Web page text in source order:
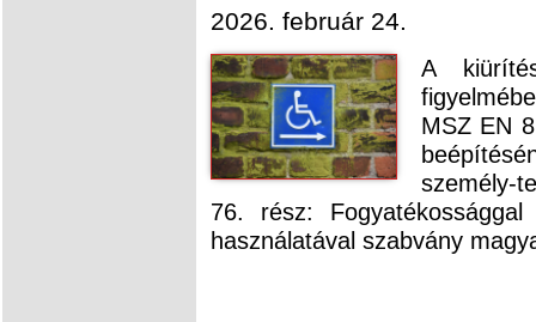
2026. február 24.
A
MSZ EN
személy-
76. rész:
használatával szabvány